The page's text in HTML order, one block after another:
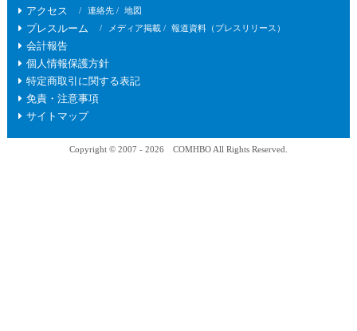
アクセス 連絡先 地図
プレスルーム メディア掲載 報道資料（プレスリリース）
会計報告
個人情報保護方針
特定商取引に関する表記
免責・注意事項
サイトマップ
Copyright © 2007 - 2026 COMHBO All Rights Reserved.